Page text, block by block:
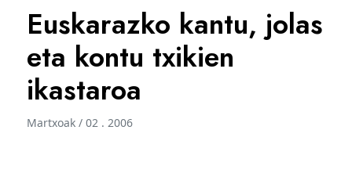
Euskarazko kantu, jolas
eta kontu txikien
ikastaroa
Martxoak / 02 . 2006